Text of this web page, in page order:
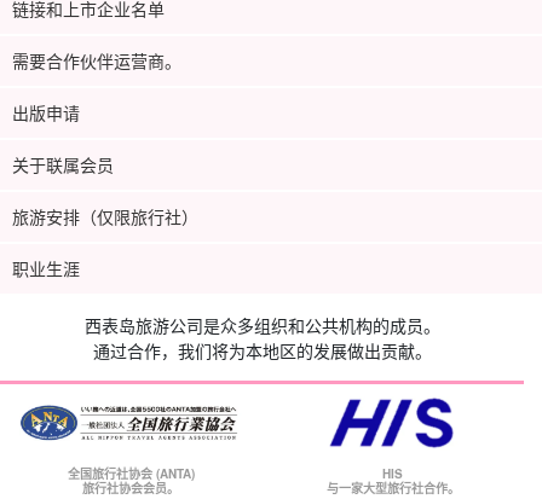
链接和上市企业名单
需要合作伙伴运营商。
出版申请
关于联属会员
旅游安排（仅限旅行社）
职业生涯
西表岛旅游公司是众多组织和公共机构的成员。
通过合作，我们将为本地区的发展做出贡献。
全国旅行社协会 (ANTA)
旅行社协会会员。
HIS
与一家大型旅行社合作。